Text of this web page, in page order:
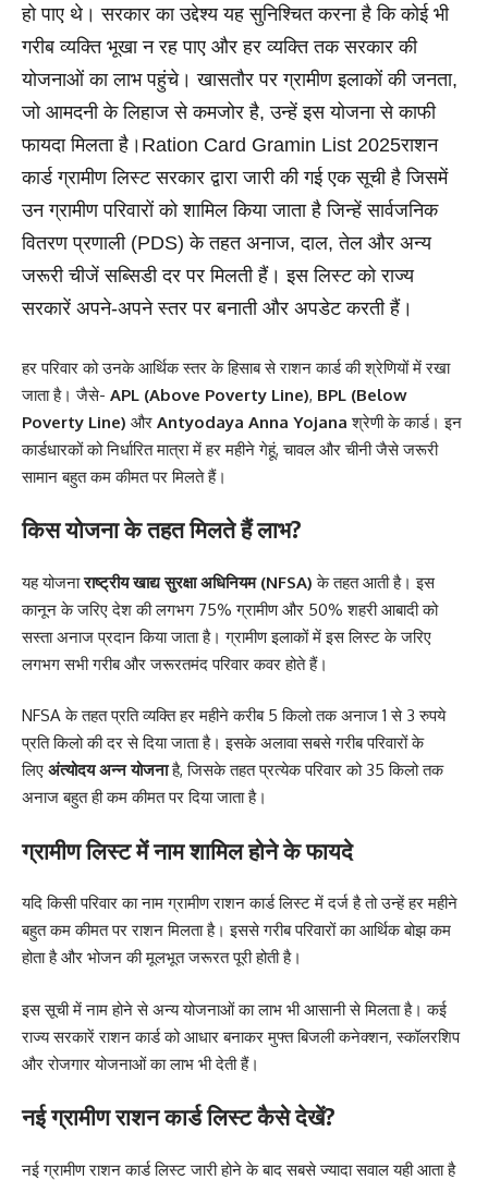
हो पाए थे। सरकार का उद्देश्य यह सुनिश्चित करना है कि कोई भी
गरीब व्यक्ति भूखा न रह पाए और हर व्यक्ति तक सरकार की
योजनाओं का लाभ पहुंचे। खासतौर पर ग्रामीण इलाकों की जनता,
जो आमदनी के लिहाज से कमजोर है, उन्हें इस योजना से काफी
फायदा मिलता है।Ration Card Gramin List 2025राशन
कार्ड ग्रामीण लिस्ट सरकार द्वारा जारी की गई एक सूची है जिसमें
उन ग्रामीण परिवारों को शामिल किया जाता है जिन्हें सार्वजनिक
वितरण प्रणाली (PDS) के तहत अनाज, दाल, तेल और अन्य
जरूरी चीजें सब्सिडी दर पर मिलती हैं। इस लिस्ट को राज्य
सरकारें अपने-अपने स्तर पर बनाती और अपडेट करती हैं।
हर परिवार को उनके आर्थिक स्तर के हिसाब से राशन कार्ड की श्रेणियों में रखा
जाता है। जैसे- APL (Above Poverty Line), BPL (Below
Poverty Line) और Antyodaya Anna Yojana श्रेणी के कार्ड। इन
कार्डधारकों को निर्धारित मात्रा में हर महीने गेहूं, चावल और चीनी जैसे जरूरी
सामान बहुत कम कीमत पर मिलते हैं।
किस योजना के तहत मिलते हैं लाभ?
यह योजनाराष्ट्रीय खाद्य सुरक्षा अधिनियम (NFSA) के तहत आती है। इस
कानून के जरिए देश की लगभग 75% ग्रामीण और 50% शहरी आबादी को
सस्ता अनाज प्रदान किया जाता है। ग्रामीण इलाकों में इस लिस्ट के जरिए
लगभग सभी गरीब और जरूरतमंद परिवार कवर होते हैं।
NFSA के तहत प्रति व्यक्ति हर महीने करीब 5 किलो तक अनाज 1 से 3 रुपये
प्रति किलो की दर से दिया जाता है। इसके अलावा सबसे गरीब परिवारों के
लिए अंत्योदय अन्न योजनाहै, जिसके तहत प्रत्येक परिवार को 35 किलो तक
अनाज बहुत ही कम कीमत पर दिया जाता है।
ग्रामीण लिस्ट में नाम शामिल होने के फायदे
यदि किसी परिवार का नाम ग्रामीण राशन कार्ड लिस्ट में दर्ज है तो उन्हें हर महीने
बहुत कम कीमत पर राशन मिलता है। इससे गरीब परिवारों का आर्थिक बोझ कम
होता है और भोजन की मूलभूत जरूरत पूरी होती है।
इस सूची में नाम होने से अन्य योजनाओं का लाभ भी आसानी से मिलता है। कई
राज्य सरकारें राशन कार्ड को आधार बनाकर मुफ्त बिजली कनेक्शन, स्कॉलरशिप
और रोजगार योजनाओं का लाभ भी देती हैं।
नई ग्रामीण राशन कार्ड लिस्ट कैसे देखें?
नई ग्रामीण राशन कार्ड लिस्ट जारी होने के बाद सबसे ज्यादा सवाल यही आता है